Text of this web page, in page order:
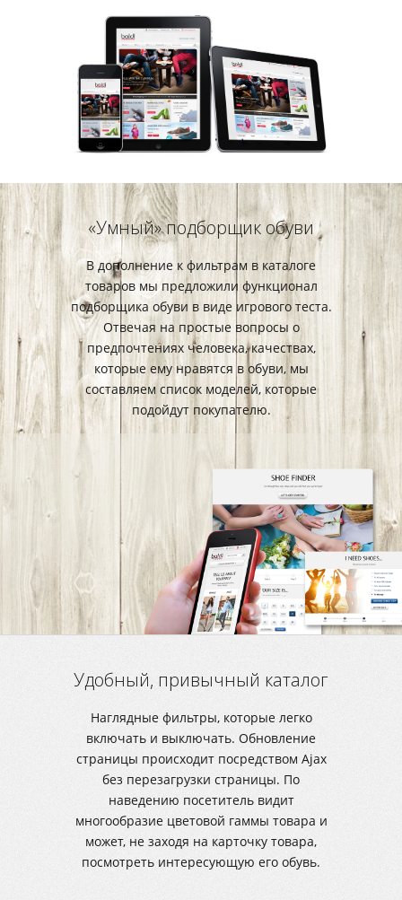
«Умный» подборщик обуви
В дополнение к фильтрам в каталоге
товаров мы предложили функционал
подборщика обуви в виде игрового теста.
Отвечая на простые вопросы о
предпочтениях человека, качествах,
которые ему нравятся в обуви, мы
составляем список моделей, которые
подойдут покупателю.
Удобный, привычный каталог
Наглядные фильтры, которые легко
включать и выключать. Обновление
страницы происходит посредством Ajax
без перезагрузки страницы. По
наведению посетитель видит
многообразие цветовой гаммы товара и
может, не заходя на карточку товара,
посмотреть интересующую его обувь.